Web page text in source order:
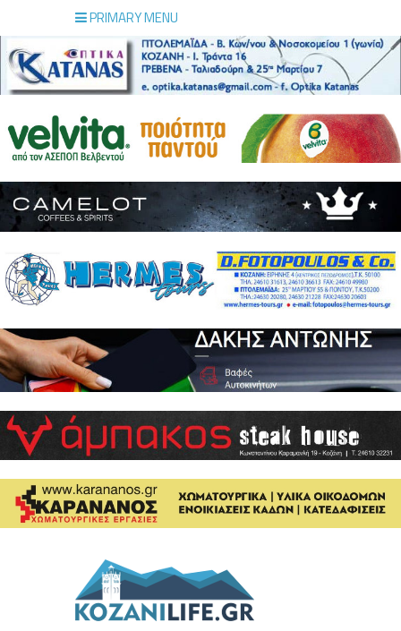
PRIMARY MENU